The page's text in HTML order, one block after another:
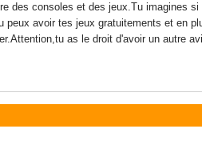
des consoles et des jeux.Tu imagines
avoir tes jeux gratuitements et en
as le droit d'avoir un autre